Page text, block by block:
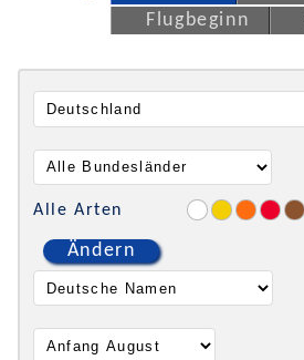
Flugbeginn
Alle Arten
Ändern